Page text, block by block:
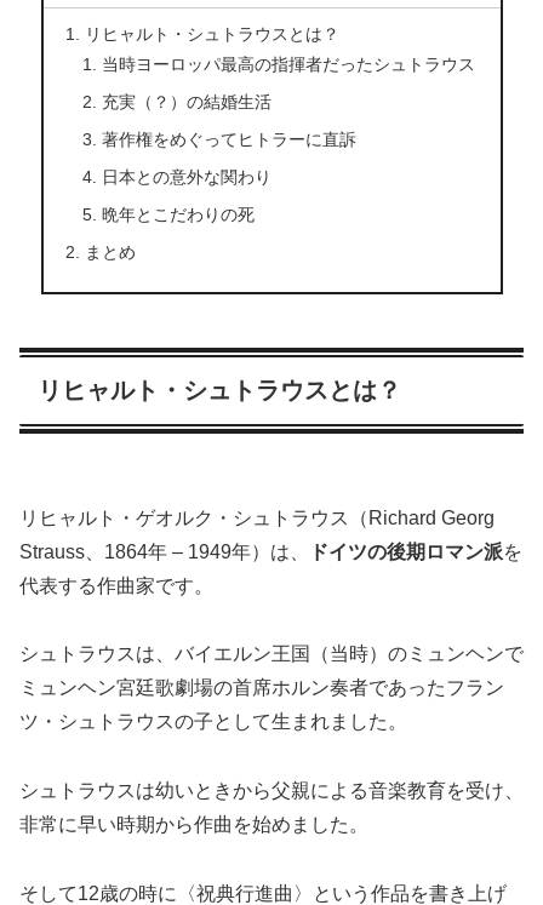
リヒャルト・シュトラウスとは？
当時ヨーロッパ最高の指揮者だったシュトラウス
充実（？）の結婚生活
著作権をめぐってヒトラーに直訴
日本との意外な関わり
晩年とこだわりの死
まとめ
リヒャルト・シュトラウスとは？
リヒャルト・ゲオルク・シュトラウス（Richard Georg
Strauss、1864年 – 1949年）は、
ドイツの後期ロマン派を
代表する作曲家です。
シュトラウスは、バイエルン王国（当時）のミュンヘンで
ミュンヘン宮廷歌劇場の首席ホルン奏者であったフラン
ツ・シュトラウスの子として生まれました。
シュトラウスは幼いときから父親による音楽教育を受け、
非常に早い時期から作曲を始めました。
そして12歳の時に〈祝典行進曲〉という作品を書き上げ